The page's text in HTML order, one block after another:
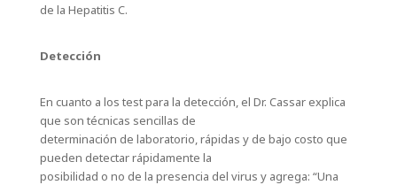
de la Hepatitis C.
Detección
En cuanto a los test para la detección, el Dr. Cassar explica
que son técnicas sencillas de
determinación de laboratorio, rápidas y de bajo costo que
pueden detectar rápidamente la
posibilidad o no de la presencia del virus y agrega: “Una